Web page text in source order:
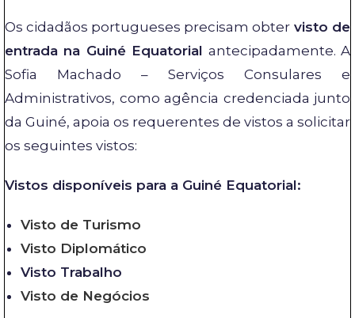
Os cidadãos portugueses precisam obter visto de
entrada na Guiné Equatorial antecipadamente. A
Sofia Machado – Serviços Consulares e
Administrativos, como agência credenciada junto
da Guiné, apoia os requerentes de vistos a solicitar
os seguintes vistos:
Vistos disponíveis para a Guiné Equatorial:
Visto de Turismo
Visto Diplomático
Visto Trabalho
Visto de Negócios